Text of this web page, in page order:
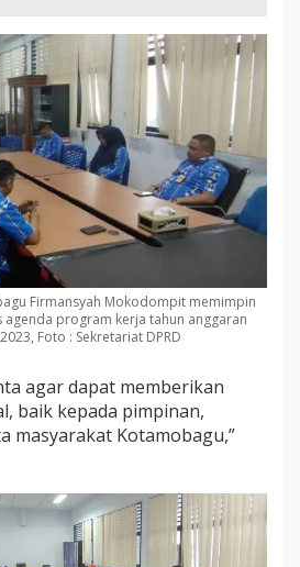
Firmansyah Mokodompit memimpin
program kerja tahun anggaran
Foto : Sekretariat DPRD
agar dapat memberikan
baik kepada pimpinan,
masyarakat Kotamobagu,”